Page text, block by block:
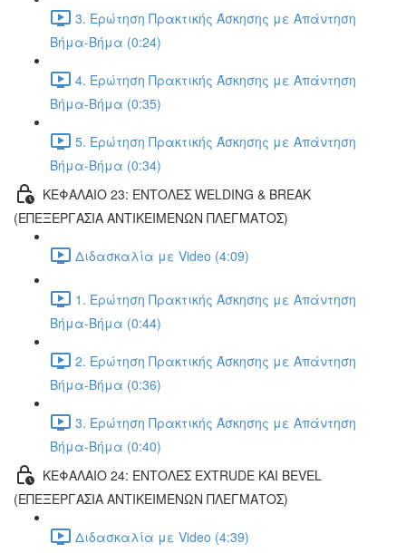
3. Ερώτηση Πρακτικής Άσκησης με Απάντηση
Βήμα-Βήμα (0:24)
4. Ερώτηση Πρακτικής Άσκησης με Απάντηση
Βήμα-Βήμα (0:35)
5. Ερώτηση Πρακτικής Άσκησης με Απάντηση
Βήμα-Βήμα (0:34)
ΚΕΦΑΛΑΙΟ 23: ΕΝΤΟΛΕΣ WELDING & BREAK
(ΕΠΕΞΕΡΓΑΣΙΑ ΑΝΤΙΚΕΙΜΕΝΩΝ ΠΛΕΓΜΑΤΟΣ)
Διδασκαλία με Video (4:09)
1. Ερώτηση Πρακτικής Άσκησης με Απάντηση
Βήμα-Βήμα (0:44)
2. Ερώτηση Πρακτικής Άσκησης με Απάντηση
Βήμα-Βήμα (0:36)
3. Ερώτηση Πρακτικής Άσκησης με Απάντηση
Βήμα-Βήμα (0:40)
ΚΕΦΑΛΑΙΟ 24: ΕΝΤΟΛΕΣ EXTRUDE ΚΑΙ BEVEL
(ΕΠΕΞΕΡΓΑΣΙΑ ΑΝΤΙΚΕΙΜΕΝΩΝ ΠΛΕΓΜΑΤΟΣ)
Διδασκαλία με Video (4:39)